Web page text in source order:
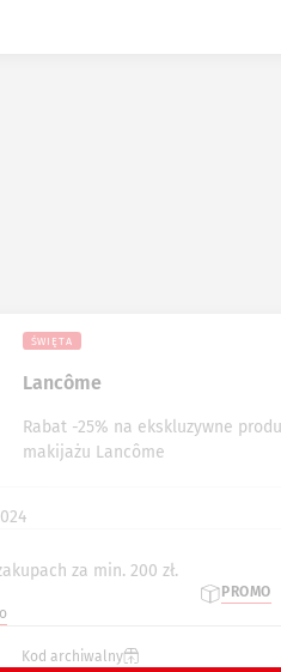
ŚWIĘTA
Lancôme
Rabat -25% na ekskluzywne
makijażu Lancôme
PROMO
Kod archiwalny
za min. 200 zł.